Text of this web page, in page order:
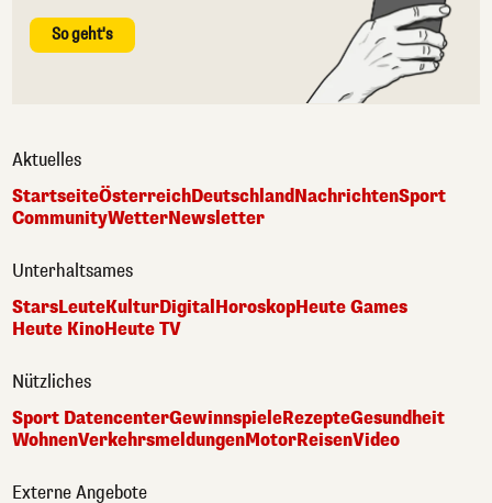
So geht's
Aktuelles
StartseiteÖsterreichDeutschlandNachrichtenSport
CommunityWetterNewsletter
Unterhaltsames
StarsLeuteKulturDigital HoroskopHeute Games
Heute KinoHeute TV
Nützliches
Sport DatencenterGewinnspieleRezepteGesundheit
WohnenVerkehrsmeldungenMotorReisenVideo
Externe Angebote